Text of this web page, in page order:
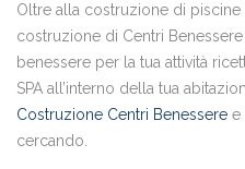
Oltre alla costruzione di
costruzione di Centri
benessere per la tua attività
SPA all’interno della tua
Costruzione Centri Benessere e
cercando.